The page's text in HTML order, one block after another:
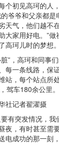
初见高珂的人
爷爷和父亲都是
天气，他们越不
家用好电。”做
珂儿时的梦想。
，高珂和同事
每一条线路，保
站，每个站点所
驾车180余公里。
社记者翟濯摄
突发情况，我
夜，有时甚至需
电成功的那一刻